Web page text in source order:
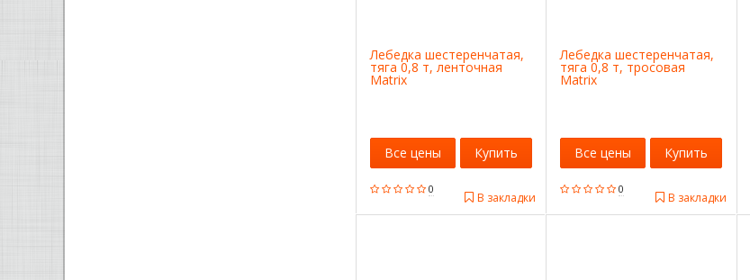
Лебедка шестеренчатая,
тяга 0,8 т, ленточная
Matrix
0
В закладки
Все цены Купить
Лебедка шестеренчатая,
тяга 0,8 т, тросовая
Matrix
0
В закладки
Все цены Купить